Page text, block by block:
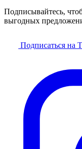
Подписывайтесь,
выгодных
Подписаться на